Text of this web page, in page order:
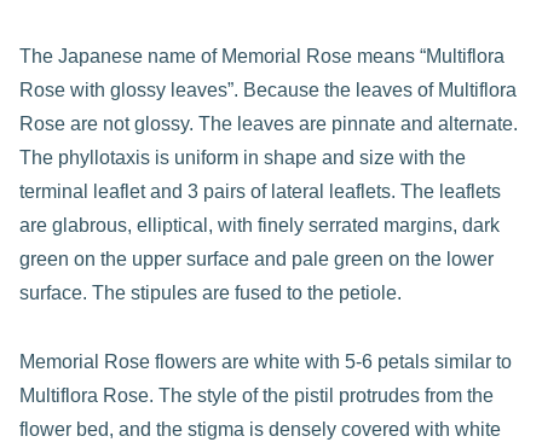
The Japanese name of Memorial Rose means “Multiflora
Rose with glossy leaves”. Because the leaves of Multiflora
Rose are not glossy. The leaves are pinnate and alternate.
The phyllotaxis is uniform in shape and size with the
terminal leaflet and 3 pairs of lateral leaflets. The leaflets
are glabrous, elliptical, with finely serrated margins, dark
green on the upper surface and pale green on the lower
surface. The stipules are fused to the petiole.
Memorial Rose flowers are white with 5-6 petals similar to
Multiflora Rose. The style of the pistil protrudes from the
flower bed, and the stigma is densely covered with white